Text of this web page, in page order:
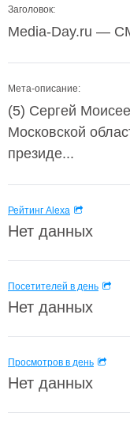
Заголовок:
Media-Day.ru —
Мета-описание:
(5) Сергей
Московской
президе...
Рейтинг Alexa
Нет данных
Посетителей в день
Нет данных
Просмотров в день
Нет данных